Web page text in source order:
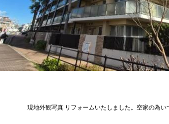
現地外観写真 リフォームいたしました。空家の為い